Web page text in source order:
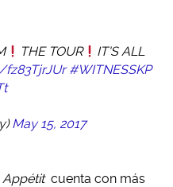
THE TOUR
IT'S ALL
#WITNESSKP
May 15, 2017
Appétit cuenta con más